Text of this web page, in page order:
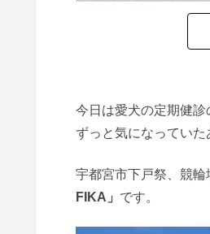
今日は愛犬の定期健診
ずっと気になっていた
宇都宮市下戸祭、競
FIKA」 です。